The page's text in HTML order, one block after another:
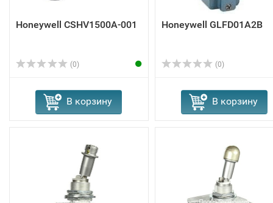
Honeywell CSHV1500A-001
(0)
В корзину
Honeywell GLFD01A2B
(0)
В корзину